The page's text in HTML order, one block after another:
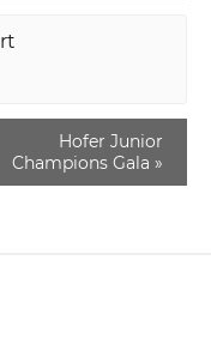
Hofer Junior
Champions Gala »